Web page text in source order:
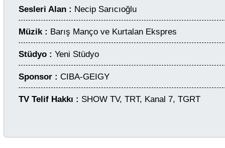
Sesleri Alan : Necip Sarıcıoğlu
Müzik : Barış Manço ve Kurtalan Ekspres
Stüdyo : Yeni Stüdyo
Sponsor : CIBA-GEIGY
TV Telif Hakkı : SHOW TV, TRT, Kanal 7, TGRT